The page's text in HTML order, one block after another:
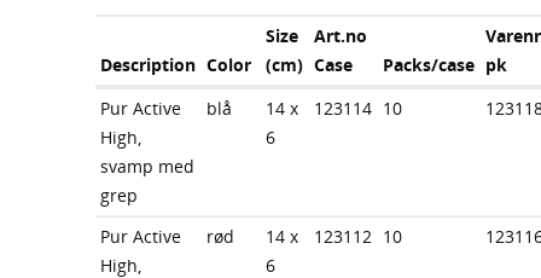
Description Color
Size
(cm)
Art.no
Case
Packs/case
Varenr
pk
Pur Active
High,
svamp med
grep
blå
14 x
6
123114 10
Pur Active
High,
rød
14 x
6
123112 10